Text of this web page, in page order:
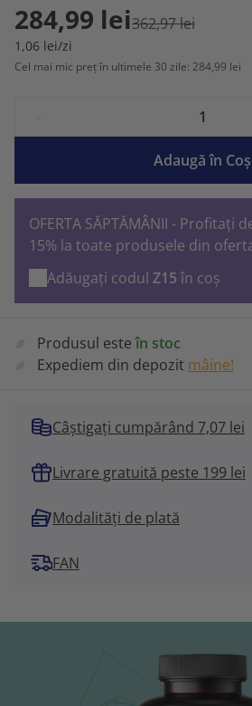
284,99 lei362,97 lei
1,06 lei/zi
Cel mai mic preț în ultimele 30 zile: 284,99 lei
Adaugă în Coş
OFERTA SĂPTĂMÂNII - Profitați
15% la toate produsele din
Adăugați codul Z15 în coș
Produsul esteîn stoc
Expediem din depozit mâine!
Câștigați cumpărând 7,07 lei
Livrare gratuită peste 199 lei
Modalități de plată
FAN